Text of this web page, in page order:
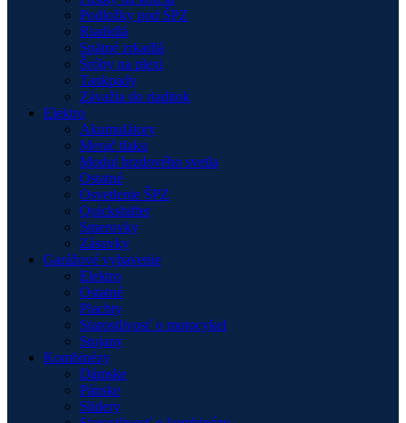
Podložky pod ŠPZ
Riadidlá
Spätné zrkadlá
Šróby na plexi
Tankpady
Závažia do riaditok
Elektro
Akumulátory
Merač tlaku
Modul brzdového svetla
Ostatné
Osvetlenie ŠPZ
Quickshifter
Smerovky
Zásuvky
Garážové vybavenie
Elektro
Ostatné
Plachty
Starostlivosť o motocykel
Stojany
Kombinézy
Dámske
Pánske
Slidery